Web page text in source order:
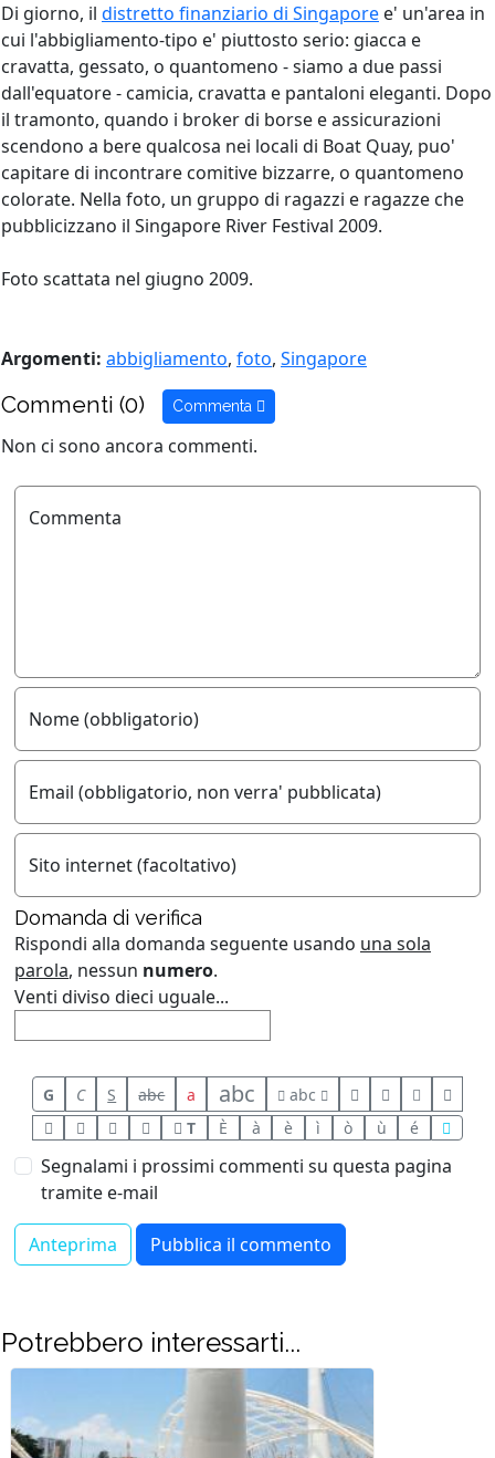
Di giorno, il distretto finanziario di Singapore e' un'area in
cui l'abbigliamento-tipo e' piuttosto serio: giacca e
cravatta, gessato, o quantomeno - siamo a due passi
dall'equatore - camicia, cravatta e pantaloni eleganti. Dopo
il tramonto, quando i broker di borse e assicurazioni
scendono a bere qualcosa nei locali di Boat Quay, puo'
capitare di incontrare comitive bizzarre, o quantomeno
colorate. Nella foto, un gruppo di ragazzi e ragazze che
pubblicizzano il Singapore River Festival 2009.
Foto scattata nel giugno 2009.
Argomenti: abbigliamento, foto, Singapore
Commenti (0) Commenta
Non ci sono ancora commenti.
Commenta
Nome (obbligatorio)
Email (obbligatorio, non verra' pubblicata)
Sito internet (facoltativo)
Domanda di verifica
Rispondi alla domanda seguente usando una sola
parola, nessun numero.
Venti diviso dieci uguale...
G C S abc a abc
abc
T
È à è ì ò ù é
Segnalami i prossimi commenti su questa pagina
tramite e-mail
Potrebbero interessarti...